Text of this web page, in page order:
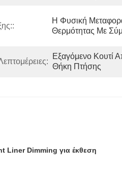
Η Φυσική
Θερμότητας Με
Εξαγόμενο Κουτί
Θήκη Πτήσης
Liner Dimming για έκθεση